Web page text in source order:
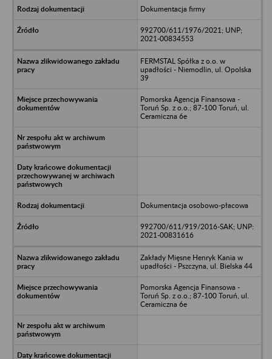
Dokumentacja firmy
992700/611/1976/2021; UNP;
2021-00834553
FERMSTAL Spółka z o.o. w
upadłości - Niemodlin, ul. Opolska
39
Pomorska Agencja Finansowa -
Toruń Sp. z o.o.; 87-100 Toruń, ul.
Ceramiczna 6e
Dokumentacja osobowo-płacowa
992700/611/919/2016-SAK; UNP:
2021-00831616
Zakłady Mięsne Henryk Kania w
upadłości - Pszczyna, ul. Bielska 44
Pomorska Agencja Finansowa -
Toruń Sp. z o.o.; 87-100 Toruń, ul.
Ceramiczna 6e